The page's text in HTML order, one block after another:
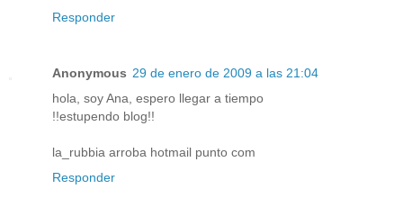
Responder
Anonymous 29 de enero de 2009 a las 21:04
hola, soy Ana, espero llegar a tiempo
!!estupendo blog!!
la_rubbia arroba hotmail punto com
Responder